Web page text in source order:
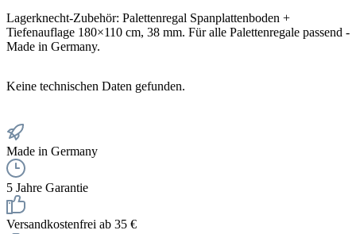
Lagerknecht-Zubehör: Palettenregal Spanplattenboden +
Tiefenauflage 180×110 cm, 38 mm. Für alle Palettenregale passend -
Made in Germany.
Keine technischen Daten gefunden.
Made in Germany
5 Jahre Garantie
Versandkostenfrei ab 35 €